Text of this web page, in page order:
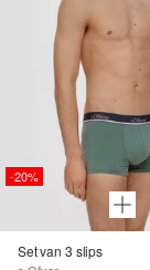
-20%
Set van 3 slips